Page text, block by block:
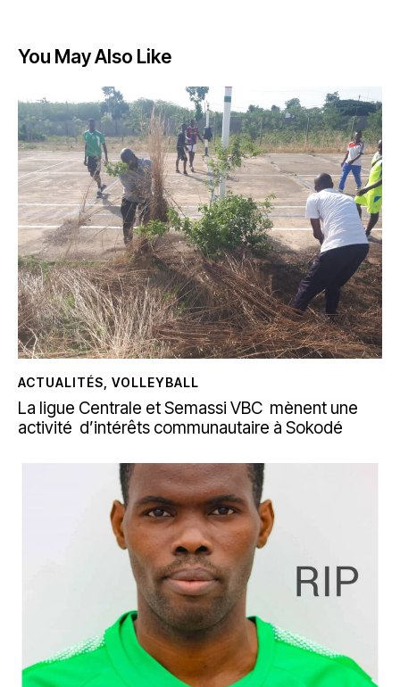
You May Also Like
ACTUALITÉS VOLLEYBALL
La ligue Centrale et Semassi VBC mènent une
activité d’intérêts communautaire à Sokodé